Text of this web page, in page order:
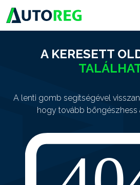
A KERESETT
A lenti gomb segítségével
hogy tovább böngészhess